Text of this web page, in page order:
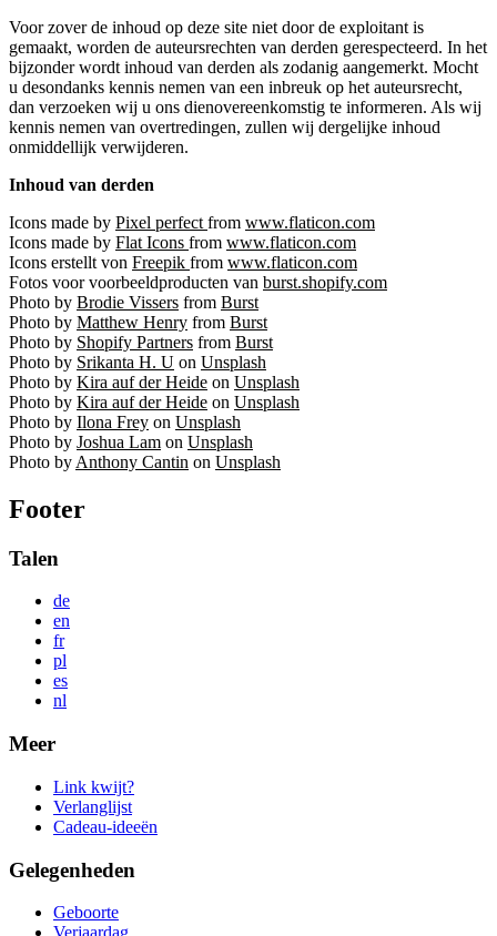
Voor zover de inhoud op deze site niet door de exploitant is
gemaakt, worden de auteursrechten van derden gerespecteerd. In het
bijzonder wordt inhoud van derden als zodanig aangemerkt. Mocht
u desondanks kennis nemen van een inbreuk op het auteursrecht,
dan verzoeken wij u ons dienovereenkomstig te informeren. Als wij
kennis nemen van overtredingen, zullen wij dergelijke inhoud
onmiddellijk verwijderen.
Inhoud van derden
Icons made by Pixel perfect from www.flaticon.com
Icons made by Flat Icons from www.flaticon.com
Icons erstellt von Freepik from www.flaticon.com
Fotos voor voorbeeldproducten van burst.shopify.com
Photo by Brodie Vissers from Burst
Photo by Matthew Henry from Burst
Photo by Shopify Partners from Burst
Photo by Srikanta H. U on Unsplash
Photo by Kira auf der Heide on Unsplash
Photo by Kira auf der Heide on Unsplash
Photo by Ilona Frey on Unsplash
Photo by Joshua Lam on Unsplash
Photo by Anthony Cantin on Unsplash
Footer
Talen
de
en
fr
pl
es
nl
Meer
Link kwijt?
Verlanglijst
Cadeau-ideeën
Gelegenheden
Geboorte